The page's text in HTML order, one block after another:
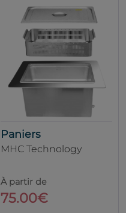
Paniers
MHC Technology
À partir de
75.00€